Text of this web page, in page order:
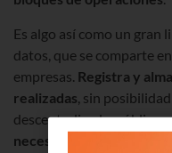
Es algo así como un gran
datos, que se comparte
empresas. Registra y
realizadas, sin
descentralizada, pública
necesidad de